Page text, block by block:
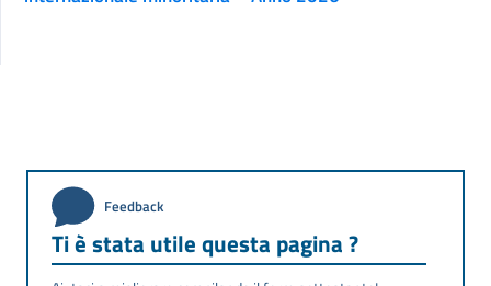
Feedback
Ti è stata utile questa pagina ?